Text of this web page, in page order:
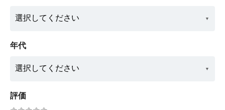
年代
評価